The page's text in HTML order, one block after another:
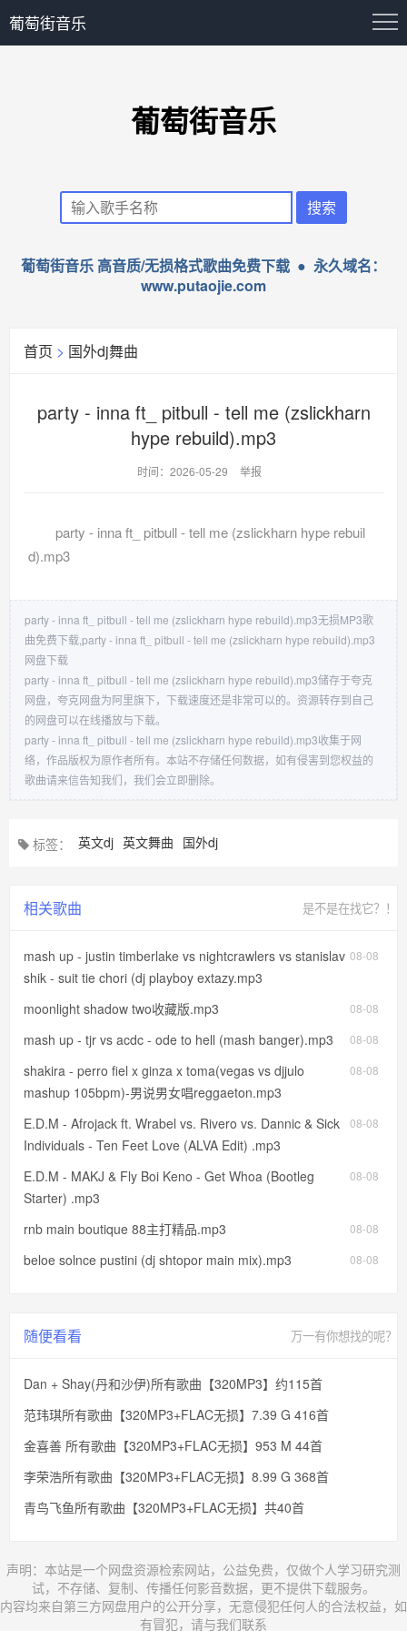
葡萄街音乐
葡萄街音乐
葡萄街音乐 高音质/无损格式歌曲免费下载 ● 永久域名：
www.putaojie.com
首页 > 国外dj舞曲
party - inna ft_ pitbull - tell me (zslickharn
hype rebuild).mp3
时间：2026-05-29 举报
party - inna ft_ pitbull - tell me (zslickharn hype rebuil
d).mp3
party - inna ft_ pitbull - tell me (zslickharn hype rebuild).mp3无损MP3歌
曲免费下载,party - inna ft_ pitbull - tell me (zslickharn hype rebuild).mp3
网盘下载
party - inna ft_ pitbull - tell me (zslickharn hype rebuild).mp3储存于夸克
网盘，夸克网盘为阿里旗下，下载速度还是非常可以的。资源转存到自己
的网盘可以在线播放与下载。
party - inna ft_ pitbull - tell me (zslickharn hype rebuild).mp3收集于网
络，作品版权为原作者所有。本站不存储任何数据，如有侵害到您权益的
歌曲请来信告知我们，我们会立即删除。
标签： 英文dj 英文舞曲 国外dj
相关歌曲 是不是在找它？！
08-08
mash up - justin timberlake vs nightcrawlers vs stanislav
shik - suit tie chori (dj playboy extazy.mp3
08-08
moonlight shadow two收藏版.mp3
08-08
mash up - tjr vs acdc - ode to hell (mash banger).mp3
08-08
shakira - perro fiel x ginza x toma(vegas vs djjulo
mashup 105bpm)-男说男女唱reggaeton.mp3
08-08
E.D.M - Afrojack ft. Wrabel vs. Rivero vs. Dannic & Sick
Individuals - Ten Feet Love (ALVA Edit) .mp3
08-08
E.D.M - MAKJ & Fly Boi Keno - Get Whoa (Bootleg
Starter) .mp3
08-08
rnb main boutique 88主打精品.mp3
08-08
beloe solnce pustini (dj shtopor main mix).mp3
随便看看 万一有你想找的呢？
Dan + Shay(丹和沙伊)所有歌曲【320MP3】约115首
范玮琪所有歌曲【320MP3+FLAC无损】7.39 G 416首
金喜善 所有歌曲【320MP3+FLAC无损】953 M 44首
李荣浩所有歌曲【320MP3+FLAC无损】8.99 G 368首
青鸟飞鱼所有歌曲【320MP3+FLAC无损】共40首
声明：本站是一个网盘资源检索网站，公益免费，仅做个人学习研究测
试，不存储、复制、传播任何影音数据，更不提供下载服务。
内容均来自第三方网盘用户的公开分享，无意侵犯任何人的合法权益，如
有冒犯，请与我们联系